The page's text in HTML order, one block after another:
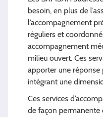
besoin, en plus de
l’accompagnement
réguliers et
accompagnement
milieu ouvert. Ces
apporter une
intégrant une
Ces services
de façon permanente